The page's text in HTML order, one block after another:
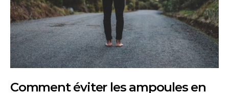
Comment éviter les ampoules en